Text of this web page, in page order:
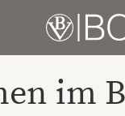
im